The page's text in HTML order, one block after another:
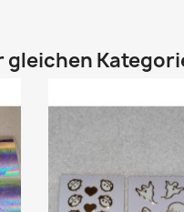
gleichen